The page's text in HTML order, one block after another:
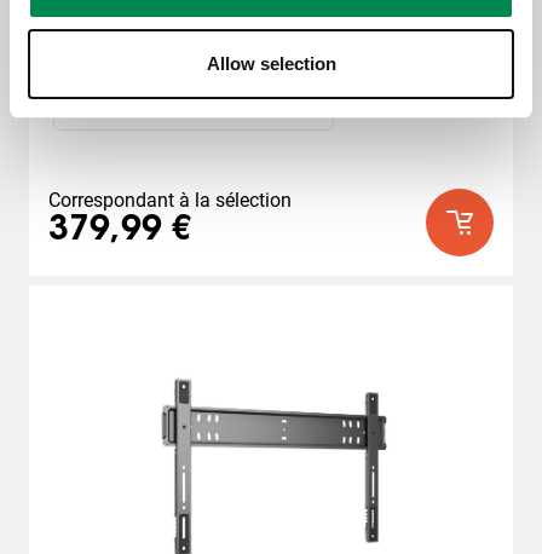
Allow selection
Rotation maximale:
Déploiement et rotation (jusqu'à
120°)
Correspondant à la sélection
379,99 €